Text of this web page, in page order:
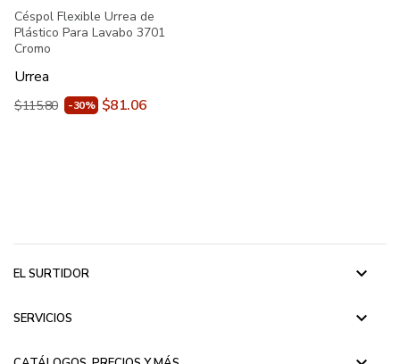
Céspol Flexible Urrea de
Plástico Para Lavabo 3701
Cromo
Urrea
$115.80 -30% $81.06
EL SURTIDOR keyboard_arrow_down
SERVICIOS keyboard_arrow_down